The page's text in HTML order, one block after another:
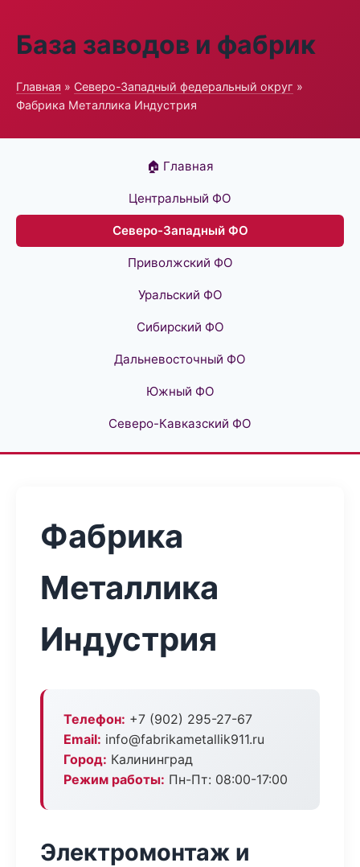
База заводов и фабрик
Главная » Северо-Западный федеральный округ »
Фабрика Металлика Индустрия
🏠 Главная
Центральный ФО
Северо-Западный ФО
Приволжский ФО
Уральский ФО
Сибирский ФО
Дальневосточный ФО
Южный ФО
Северо-Кавказский ФО
Фабрика
Металлика
Индустрия
Телефон: +7 (902) 295-27-67
Email: info@fabrikametallik911.ru
Город: Калининград
Режим работы: Пн-Пт: 08:00-17:00
Электромонтаж и